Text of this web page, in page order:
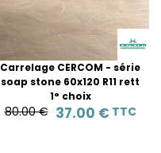
Carrelage CERCOM - série
soap stone 60x120 R11 rett
1° choix
80.00 € 37.00 € TTC